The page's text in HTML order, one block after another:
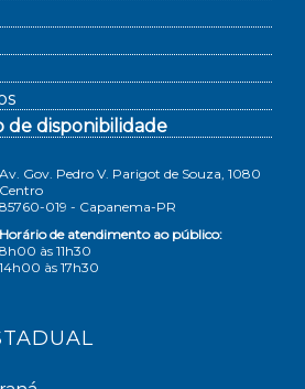
de disponibilidade
Av. Gov. Pedro V. Parigot de Souza, 1080
Centro
85760-019 - Capanema-PR
Horário de atendimento ao público:
8h00 às 11h30
14h00 às 17h30